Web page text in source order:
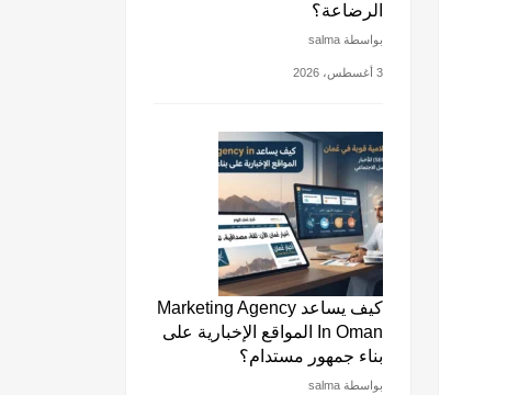
الرضاعة؟
بواسطة salma
3 أغسطس، 2026
كيف يساعد Marketing Agency
In Oman المواقع الإخبارية على
بناء جمهور مستدام؟
بواسطة salma